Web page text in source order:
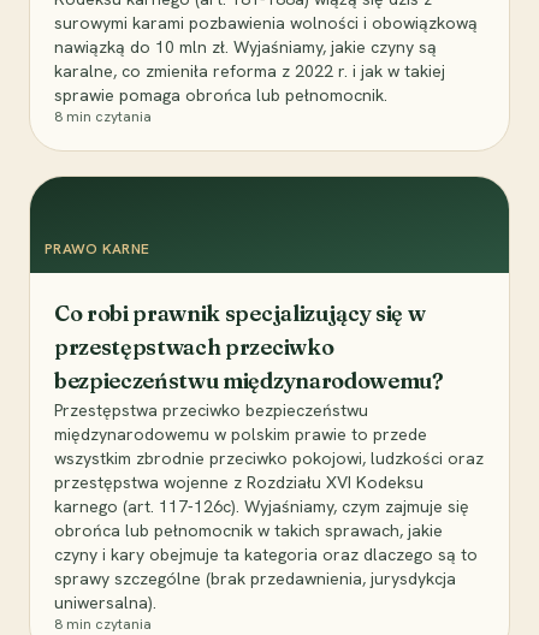
surowymi karami pozbawienia wolności i obowiązkową
nawiązką do 10 mln zł. Wyjaśniamy, jakie czyny są
karalne, co zmieniła reforma z 2022 r. i jak w takiej
sprawie pomaga obrońca lub pełnomocnik.
8 min czytania
PRAWO KARNE
Co robi prawnik specjalizujący się w
przestępstwach przeciwko
bezpieczeństwu międzynarodowemu?
Przestępstwa przeciwko bezpieczeństwu
międzynarodowemu w polskim prawie to przede
wszystkim zbrodnie przeciwko pokojowi, ludzkości oraz
przestępstwa wojenne z Rozdziału XVI Kodeksu
karnego (art. 117-126c). Wyjaśniamy, czym zajmuje się
obrońca lub pełnomocnik w takich sprawach, jakie
czyny i kary obejmuje ta kategoria oraz dlaczego są to
sprawy szczególne (brak przedawnienia, jurysdykcja
uniwersalna).
8 min czytania